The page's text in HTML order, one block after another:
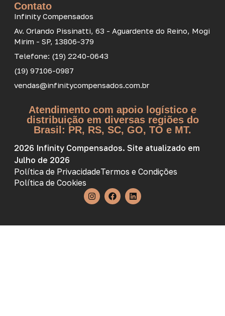
Contato
Infinity Compensados
Av. Orlando Pissinatti, 63 - Aguardente do Reino, Mogi
Mirim - SP, 13806-379
Telefone: (19) 2240-0643
(19) 97106-0987
vendas@infinitycompensados.com.br
Atendimento com apoio logístico e
distribuição em diversas regiões do
Brasil: PR, RS, SC, GO, TO e MT.
2026 Infinity Compensados. Site atualizado em
Julho de 2026
Política de PrivacidadeTermos e Condições
Política de Cookies